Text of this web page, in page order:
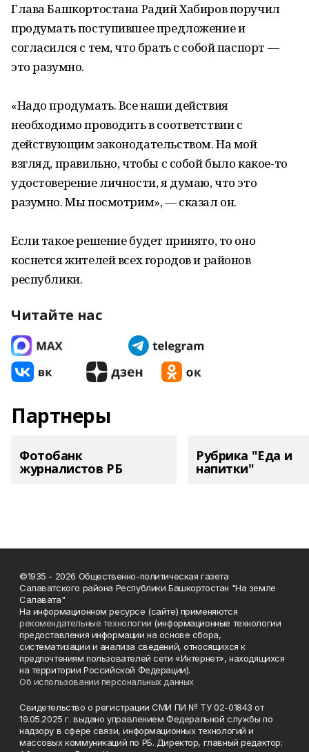
Глава Башкортостана Радий Хабиров поручил
продумать поступившее предложение и
согласился с тем, что брать с собой паспорт —
это разумно.
«Надо продумать. Все наши действия
необходимо проводить в соответствии с
действующим законодательством. На мой
взгляд, правильно, чтобы с собой было какое-то
удостоверение личности, я думаю, что это
разумно. Мы посмотрим», — сказал он.
Если такое решение будет принято, то оно
коснется жителей всех городов и районов
республики.
Читайте нас
Партнеры
Фотобанк
журналистов РБ
Рубрика "Еда и
напитки"
©1935 - 2026 Общественно-политическая газета
Салаватского района Республики Башкортостан "На земле
Салавата"
На информационном ресурсе (сайте) применяются
рекомендательные технологии (информационные технологии
предоставления информации на основе сбора,
систематизации и анализа сведений, относящихся к
предпочтениям пользователей сети «Интернет», находящихся
на территории Российской Федерации).
Об использовании персональных данных
Свидетельство о регистрации СМИ ПИ № ТУ 02-01843 от
19.05.2025 г. выдано управлением Федеральной службы по
надзору в сфере связи, информационных технологий и
массовых коммуникаций по РБ. Директор, главный редактор: